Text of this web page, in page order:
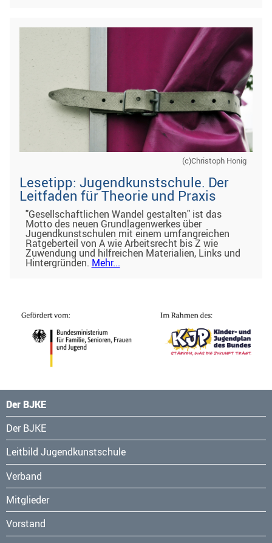
(c)Christoph Honig
Lesetipp: Jugendkunstschule. Der
Leitfaden für Theorie und Praxis
"Gesellschaftlichen Wandel gestalten" ist das
Motto des neuen Grundlagenwerkes über
Jugendkunstschulen mit einem umfangreichen
Ratgeberteil von A wie Arbeitsrecht bis Z wie
Zuwendung und hilfreichen Materialien, Links und
Hintergründen. Mehr...
Der BJKE
Navigation
überspringen
Der BJKE
Leitbild Jugendkunstschule
Verband
Mitglieder
Vorstand